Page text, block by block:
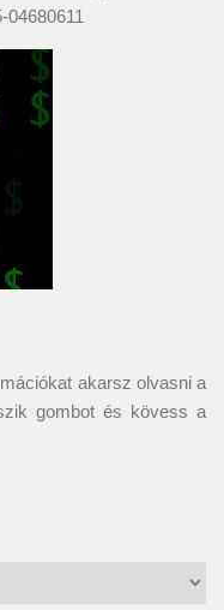
akarsz olvasni a
gombot és kövess a